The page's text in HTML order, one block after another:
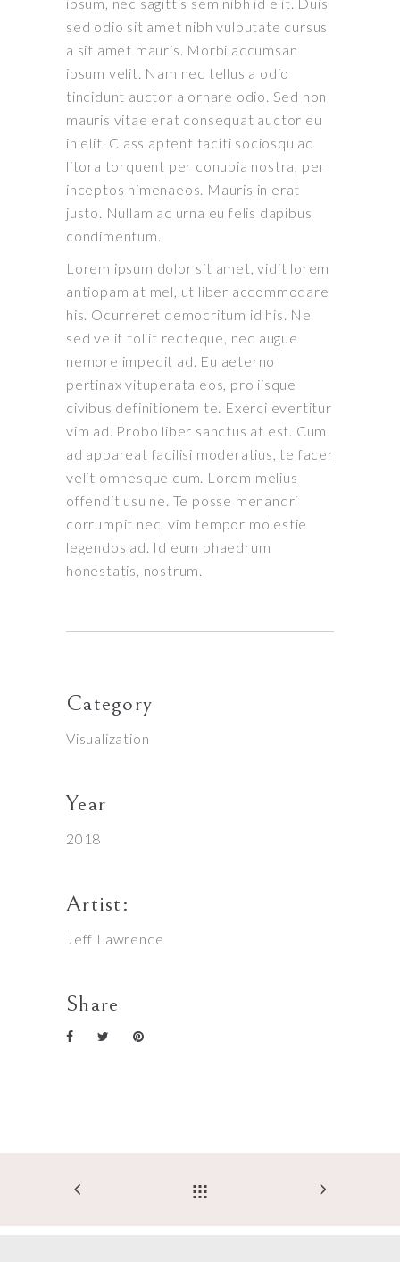
sed odio sit amet nibh vulputate cursus
a sit amet mauris. Morbi accumsan
ipsum velit. Nam nec tellus a odio
tincidunt auctor a ornare odio. Sed non
mauris vitae erat consequat auctor eu
in elit. Class aptent taciti sociosqu ad
litora torquent per conubia nostra, per
inceptos himenaeos. Mauris in erat
justo. Nullam ac urna eu felis dapibus
condimentum.
Lorem ipsum dolor sit amet, vidit lorem
antiopam at mel, ut liber accommodare
his. Ocurreret democritum id his. Ne
sed velit tollit recteque, nec augue
nemore impedit ad. Eu aeterno
pertinax vituperata eos, pro iisque
civibus definitionem te. Exerci evertitur
vim ad. Probo liber sanctus at est. Cum
ad appareat facilisi moderatius, te facer
velit omnesque cum. Lorem melius
offendit usu ne. Te posse menandri
corrumpit nec, vim tempor molestie
legendos ad. Id eum phaedrum
honestatis, nostrum.
Category
Visualization
Year
2018
Artist:
Jeff Lawrence
Share